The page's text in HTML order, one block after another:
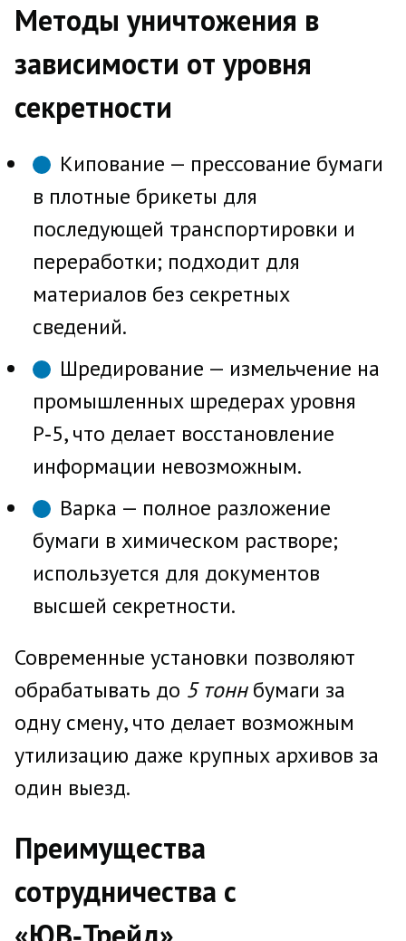
Методы уничтожения в
зависимости от уровня
секретности
Кипование — прессование бумаги
в плотные брикеты для
последующей транспортировки и
переработки; подходит для
материалов без секретных
сведений.
Шредирование — измельчение на
промышленных шредерах уровня
Р‑5, что делает восстановление
информации невозможным.
Варка — полное разложение
бумаги в химическом растворе;
используется для документов
высшей секретности.
Современные установки позволяют
обрабатывать до 5 тоннбумаги за
одну смену, что делает возможным
утилизацию даже крупных архивов за
один выезд.
Преимущества
сотрудничества с